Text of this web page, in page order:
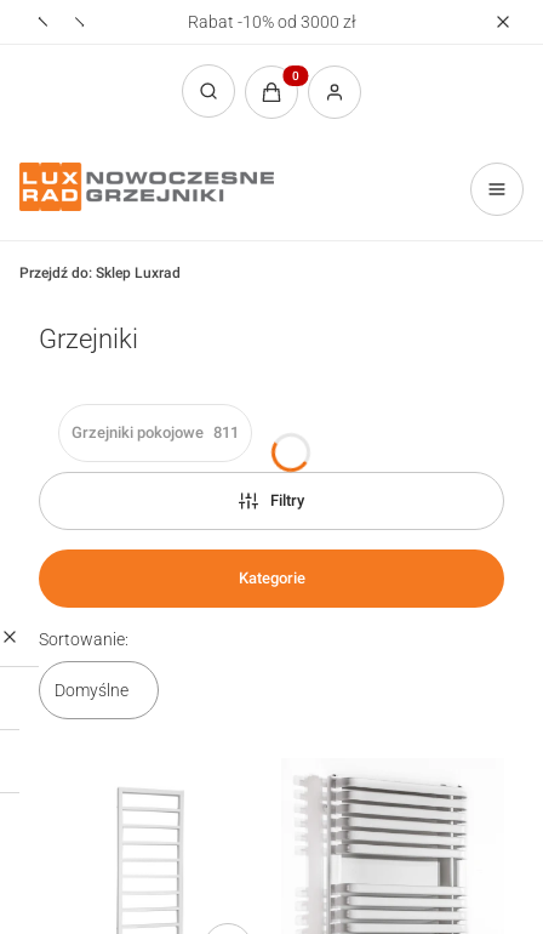
Rabat -10% od 3000 zł
Otwórz wyszukiwarkę
Produkty w koszyku: 0. Zobacz
Przejdź do: Sklep Luxrad
Grzejniki
Grzejniki pokojowe 811
Filtry
Kategorie
Lista produktów
Sortowanie:
Domyślne